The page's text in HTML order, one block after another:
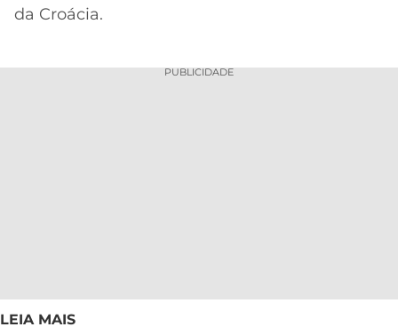
da Croácia.
PUBLICIDADE
LEIA MAIS